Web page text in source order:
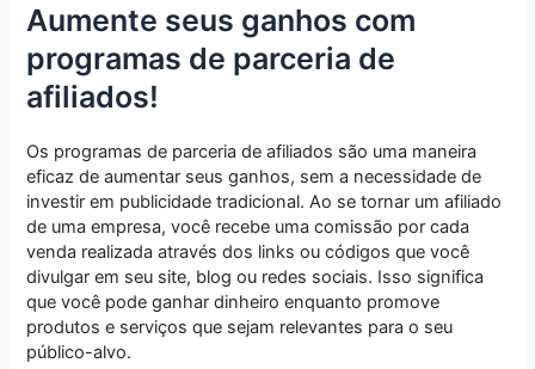
Aumente seus ganhos com
programas de parceria de
afiliados!
Os programas de parceria de afiliados são uma maneira
eficaz de aumentar seus ganhos, sem a necessidade de
investir em publicidade tradicional. Ao se tornar um afiliado
de uma empresa, você recebe uma comissão por cada
venda realizada através dos links ou códigos que você
divulgar em seu site, blog ou redes sociais. Isso significa
que você pode ganhar dinheiro enquanto promove
produtos e serviços que sejam relevantes para o seu
público-alvo.